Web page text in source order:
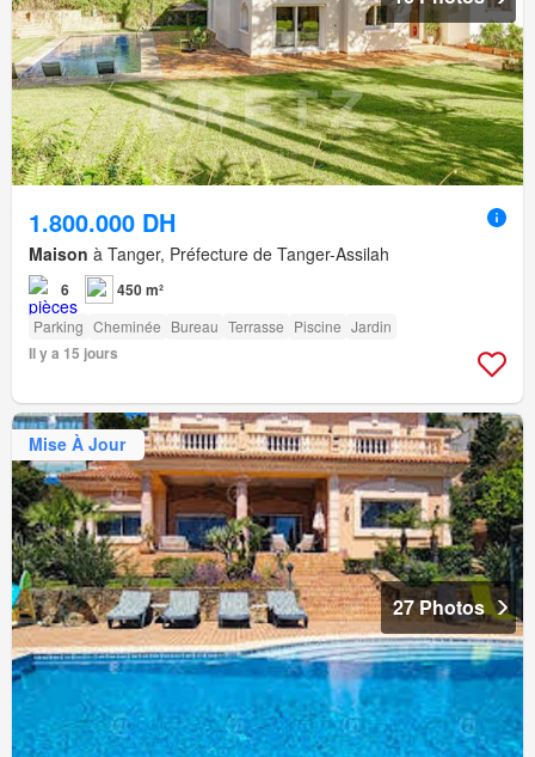
1.800.000 DH
Maison à Tanger, Préfecture de Tanger-Assilah
6 450 m²
Parking Cheminée Bureau Terrasse Piscine Jardin
Il y a 15 jours
Mise À Jour
27 Photos